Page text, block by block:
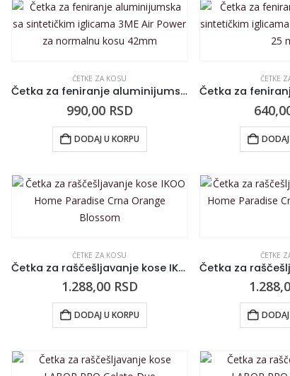
ČETKE ZA KOSU
Četka za feniranje aluminijumska sa sintetičkim iglicama 3ME Air Power za normalnu kosu 42mm
990,00 RSD
DODAJ U KORPU
ČETKE
ČETKE ZA KOSU
Četka za raščešljavanje kose IKOO Home Paradise Crna Orange Blossom
1.288,00 RSD
DODAJ U KORPU
ČETKE